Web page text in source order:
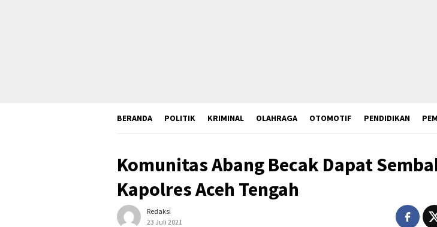
BERANDA POLITIK KRIMINAL OLAHRAGA OTOMOTIF PENDIDIKAN
Komunitas Abang Becak Dapat
Kapolres Aceh Tengah
Redaksi
23 Juli 2021